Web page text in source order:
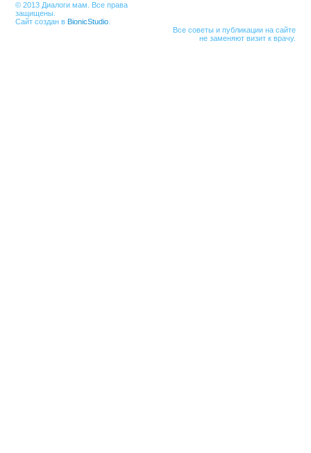
© 2013 Диалоги мам. Все права
защищены.
Сайт создан в BionicStudio
Все советы и публикации на сайте
не заменяют визит к врачу.